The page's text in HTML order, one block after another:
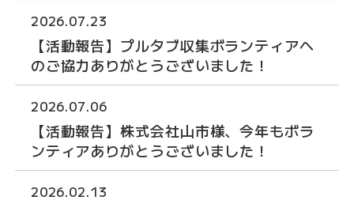
2026.07.23
【活動報告】プルタブ収集ボランティアへ
のご協力ありがとうございました！
2026.07.06
【活動報告】株式会社山市様、今年もボラ
ンティアありがとうございました！
2026.02.13